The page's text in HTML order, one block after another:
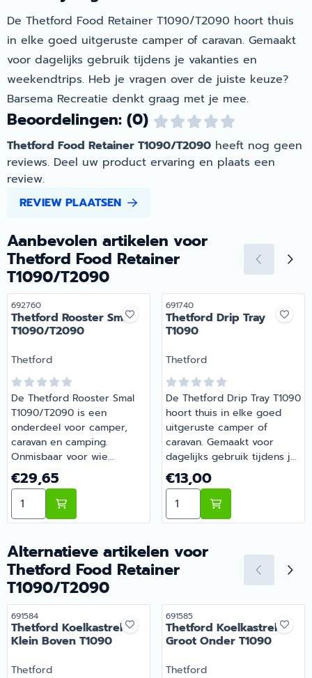
De Thetford Food Retainer T1090/T2090 hoort thuis
in elke goed uitgeruste camper of caravan. Gemaakt
voor dagelijks gebruik tijdens je vakanties en
weekendtrips. Heb je vragen over de juiste keuze?
Barsema Recreatie denkt graag met je mee.
Beoordelingen: (0)
Thetford Food Retainer T1090/T2090 heeft nog geen
reviews. Deel uw product ervaring en plaats een
review.
REVIEW PLAATSEN
Aanbevolen artikelen voor
Thetford Food Retainer
T1090/T2090
Artikelnummer
692760
Thetford Rooster Smal
T1090/T2090
Merk:
Thetford
De Thetford Rooster Smal
T1090/T2090 is een
onderdeel voor camper,
caravan en camping.
Onmisbaar voor wie
comfortabel op pad gaat
met de camper of caravan.
Bij Barsema Recreatie,
specialist in camper- en
het juiste artikel met
persoonlijk advies.
Prijs: 29,65
€29,65
Aantal kiezen voor Thetford Rooster Smal T1090/
Artikelnummer
691740
Thetford Drip Tray
T1090
Merk:
Thetford
De Thetford Drip Tray T1090
hoort thuis in elke goed
uitgeruste camper of
caravan. Gemaakt voor
dagelijks gebruik tijdens je
vakanties en weekendtrips.
Heb je vragen over de
juiste keuze? Barsema
Recreatie denkt graag met
Prijs: 13,00
€13,00
Aantal kiezen voor
Alternatieve artikelen voor
Thetford Food Retainer
T1090/T2090
Artikelnummer
691584
Thetford Koelkastrek
Klein Boven T1090
Merk:
Thetford
Artikelnummer
691585
Thetford Koelkastrek
Groot Onder T1090
Merk:
Thetford